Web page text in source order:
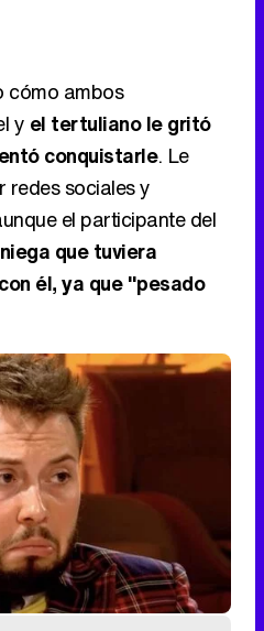
cómo ambos
y el tertuliano le gritó
conquistarle. Le
redes sociales y
el participante del
niega que tuviera
él, ya que "pesado